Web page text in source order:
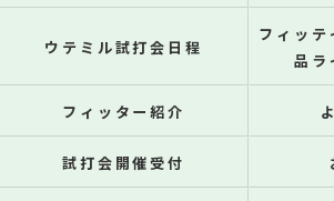
ウテミル試打会日程
フィッ
品ラ
フィッター紹介
試打会開催受付